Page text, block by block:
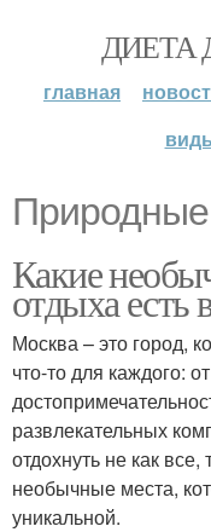
ДИЕТА
главная
Какие
отдыха есть
Москва – это город,
что-то для каждого:
развлекательных
отдохнуть не как
необычные места,
уникальной.